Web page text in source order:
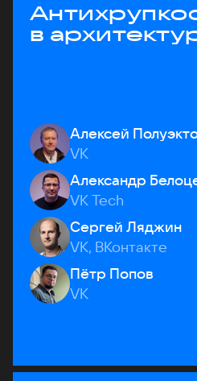
в
Алексей
VK
Александр
VK Tech
Сергей Ляджин
VK, ВКонтакте
Пётр Попов
VK